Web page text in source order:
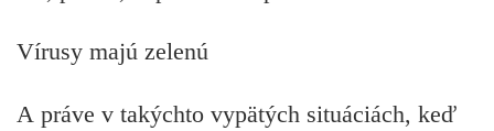
Vírusy majú zelenú
A práve v takýchto vypätých situáciách, keď